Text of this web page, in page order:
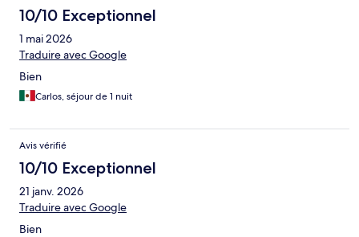
10/10 Exceptionnel
1 mai 2026
Traduire avec Google
Bien
Carlos, séjour de 1 nuit
Avis vérifié
10/10 Exceptionnel
21 janv. 2026
Traduire avec Google
Bien